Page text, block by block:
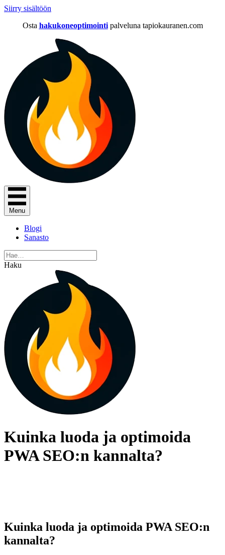
Siirry sisältöön
Osta hakukoneoptimointi palveluna tapiokauranen.com
Menu
Blogi
Sanasto
Haku
Kuinka luoda ja optimoida
PWA SEO:n kannalta?
Kuinka luoda ja optimoida PWA SEO:n
kannalta?